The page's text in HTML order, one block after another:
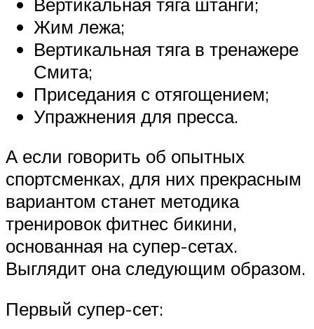
Жим лежа;
Вертикальная тяга в тренажере
Смита;
Приседания с отягощением;
Упражнения для пресса.
А если говорить об опытных
спортсменках, для них прекрасным
вариантом станет методика
тренировок фитнес бикини,
основанная на супер-сетах.
Выглядит она следующим образом.
Первый супер-сет: